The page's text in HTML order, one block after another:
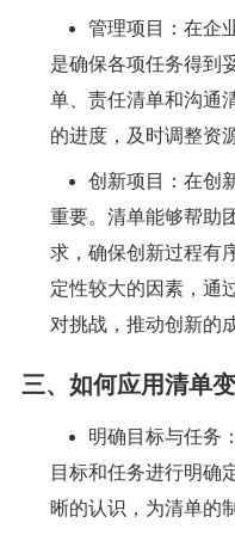
管理项目：在企
是确保各项任务得到
单、责任清单和沟通
的进度，及时调整资
创新项目：在创
重要。清单能够帮助
求，确保创新过程有
定性较大的因素，通
对挑战，推动创新的
三、如何应用清单
明确目标与任务
目标和任务进行明确
晰的认识，为清单的